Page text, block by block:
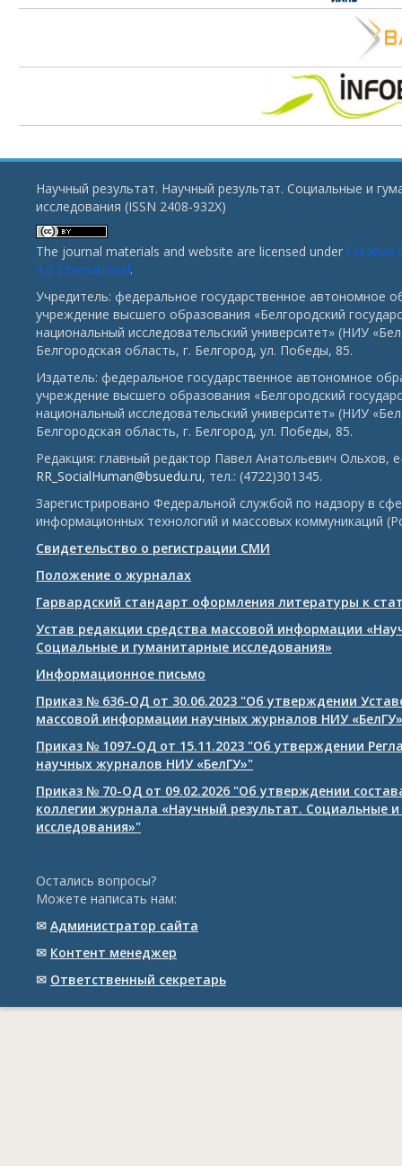
Научный результат. Научный результат. Социальные и
исследования (ISSN 2408-932X)
The journal materials and website are licensed under Creative
4.0 International.
Учредитель: федеральное государственное автономное
учреждение высшего образования «Белгородский
национальный исследовательский университет» (НИУ
Белгородская область, г. Белгород, ул. Победы, 85.
Издатель: федеральное государственное автономное
учреждение высшего образования «Белгородский
национальный исследовательский университет» (НИУ
Белгородская область, г. Белгород, ул. Победы, 85.
Редакция: главный редактор Павел Анатольевич Ольхов,
RR_SocialHuman@bsuedu.ru, тел.: (4722)301345.
Зарегистрировано Федеральной службой по надзору в
информационных технологий и массовых коммуникаций
Свидетельство о регистрации СМИ
Положение о журналах
Гарвардский стандарт оформления литературы к
Устав редакции средства массовой информации
Социальные и гуманитарные исследования»
Информационное письмо
Приказ № 636-ОД от 30.06.2023 "Об утверждении
массовой информации научных журналов НИУ «БелГУ»
Приказ № 1097-ОД от 15.11.2023 "Об утверждении
научных журналов НИУ «БелГУ»"
Приказ № 70-ОД от 09.02.2026 "Об утверждении
коллегии журнала «Научный результат. Социальные
исследования»"
Остались вопросы?
Можете написать нам:
✉ Администратор сайта
✉ Контент менеджер
✉ Ответственный cекретарь